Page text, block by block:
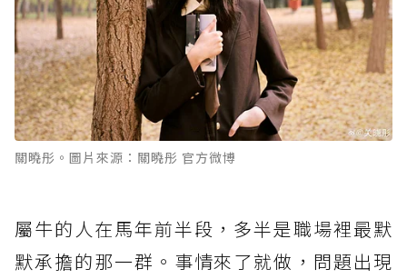
關曉彤。圖片來源：關曉彤 官方微博
屬牛的人在馬年前半段，多半是職場裡最默
默承擔的那一群。事情來了就做，問題出現